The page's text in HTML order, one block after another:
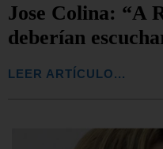
Jose Colina: “A
deberían
LEER ARTÍCULO...